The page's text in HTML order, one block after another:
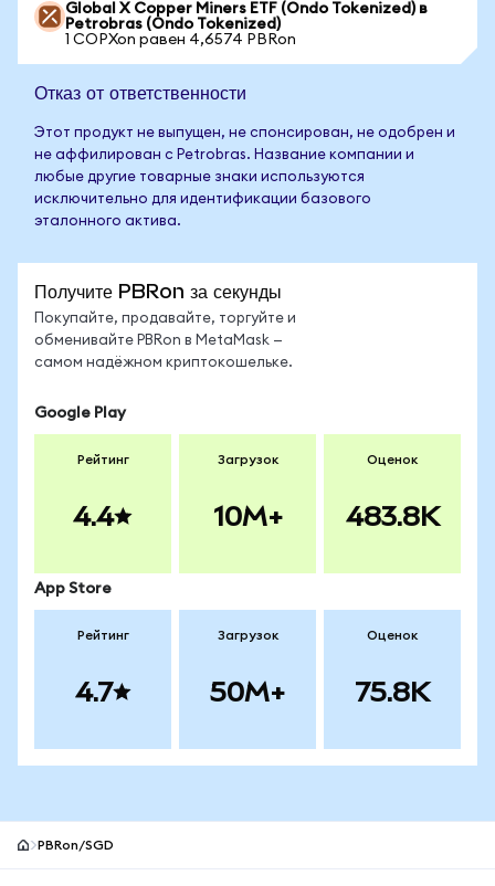
Global X Copper Miners ETF (Ondo Tokenized) в
Petrobras (Ondo Tokenized)
1 COPXon равен 4,6574 PBRon
Отказ от ответственности
Этот продукт не выпущен, не спонсирован, не одобрен и
не аффилирован с Petrobras. Название компании и
любые другие товарные знаки используются
исключительно для идентификации базового
эталонного актива.
Получите PBRon за секунды
Покупайте, продавайте, торгуйте и
обменивайте PBRon в MetaMask —
самом надёжном криптокошельке.
Google Play
Рейтинг
4.4
Загрузок
10M+
Оценок
483.8K
App Store
Рейтинг
4.7
Загрузок
50M+
Оценок
75.8K
PBRon/SGD